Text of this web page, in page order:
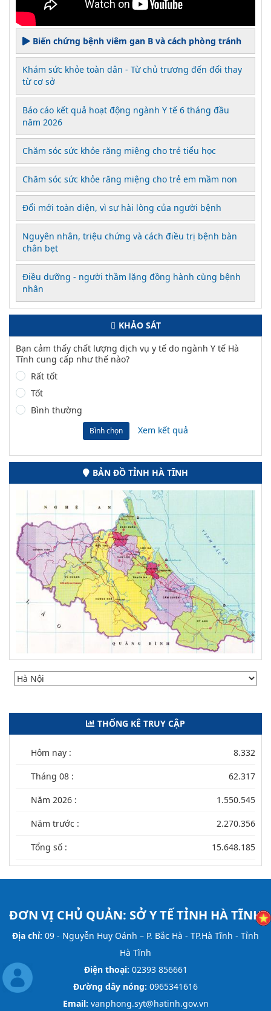
Biến chứng bệnh viêm gan B và cách phòng tránh
Khám sức khỏe toàn dân - Từ chủ trương đến đổi thay
từ cơ sở
Báo cáo kết quả hoạt động ngành Y tế 6 tháng đầu
năm 2026
Chăm sóc sức khỏe răng miệng cho trẻ tiểu học
Chăm sóc sức khỏe răng miệng cho trẻ em mầm non
Đổi mới toàn diện, vì sự hài lòng của người bệnh
Nguyên nhân, triệu chứng và cách điều trị bệnh bàn
chân bẹt
Điều dưỡng - người thầm lặng đồng hành cùng bệnh
nhân
KHẢO SÁT
Bạn cảm thấy chất lượng dịch vụ y tế do ngành Y tế Hà
Tĩnh cung cấp như thế nào?
Rất tốt
Tốt
Bình thường
Bình chọn Xem kết quả
BẢN ĐỒ TỈNH HÀ TĨNH
THỐNG KÊ TRUY CẬP
Hôm nay : 8.332
Tháng 08 : 62.317
Năm 2026 : 1.550.545
Năm trước : 2.270.356
Tổng số : 15.648.185
ĐƠN VỊ CHỦ QUẢN: SỞ Y TẾ TỈNH HÀ TĨNH
Địa chỉ: 09 - Nguyễn Huy Oánh – P. Bắc Hà - TP.Hà Tĩnh - Tỉnh
Hà Tĩnh
Điện thoại: 02393 856661
Đường dây nóng: 0965341616
Email: vanphong.syt@hatinh.gov.vn